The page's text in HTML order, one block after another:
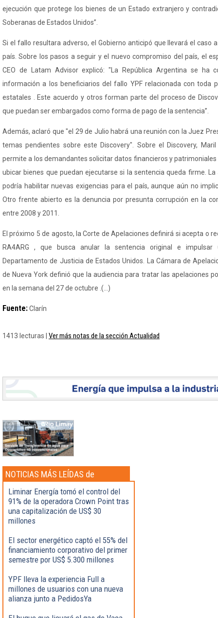
ejecución que protege los bienes de un Estado extranjero y
Soberanas de Estados Unidos”.
Si el fallo resultara adverso, el Gobierno anticipó que llevará el caso
país. Sobre los pasos a seguir y el nuevo compromiso del país, el
CEO de
Latam Advisorexplicó: "La República Argentina se ha
información a los beneficiarios del fallo YPF relacionada con toda
estatales . Este acuerdo y otros forman parte del proceso de
que puedan ser embargados como forma de pago de la sentencia”.
Además, aclaró que "el 29 de Julio habrá una reunión con la Juez
temas pendientes sobre este Discovery". Sobre el Discovery,
Maril
permite a los demandantes solicitar datos financieros y
ubicar bienes que puedan ejecutarse si la sentencia queda firme.
podría habilitar nuevas exigencias para el país, aunque aún no
Otro frente abierto es la denuncia por presunta corrupción en la
entre 2008 y 2011.
El próximo 5 de agosto, la Corte de Apelaciones definirá si acepta o
RA4ARG , que busca anular la sentencia original e impulsar
Departamento de Justicia de Estados Unidos. La Cámara de
de Nueva York definió que la audiencia para tratar las apelaciones
en la semana del 27 de octubre .(...)
Fuente:Clarín
1413 lecturas | Ver más notas de la sección Actualidad
NOTICIAS MÁS LEÍDAS de
Actualidad
Liminar Energía tomó el control del
91% de la operadora Crown Point tras
una capitalización de US$ 30
millones
El sector energético captó el 55% del
financiamiento corporativo del primer
semestre por US$ 5.300 millones
YPF lleva la experiencia Full a
millones de usuarios con una nueva
alianza junto a PedidosYa